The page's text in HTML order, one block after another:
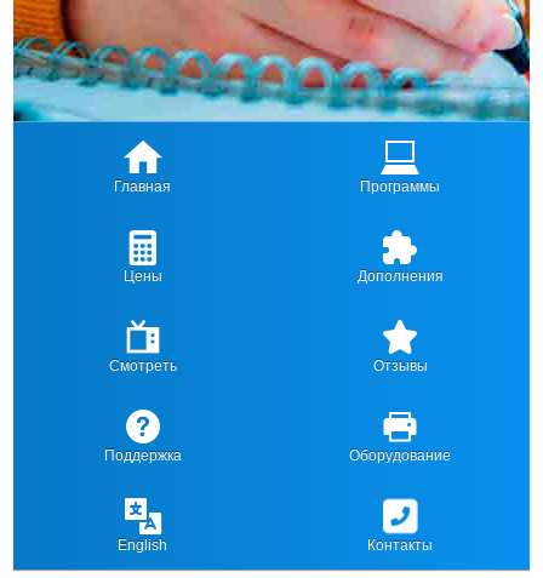
Главная Программы
Цены Дополнения
Смотреть Отзывы
Поддержка Оборудование
English Контакты